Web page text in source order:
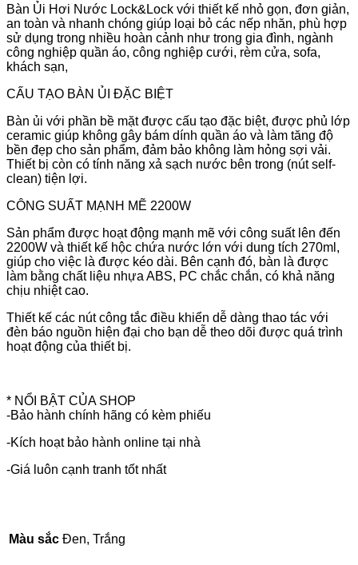
Bàn Ủi Hơi Nước Lock&Lock với thiết kế nhỏ gọn, đơn giản,
an toàn và nhanh chóng giúp loại bỏ các nếp nhăn, phù hợp
sử dụng trong nhiều hoàn cảnh như trong gia đình, ngành
công nghiệp quần áo, công nghiệp cưới, rèm cửa, sofa,
khách sạn,
CẤU TẠO BÀN ỦI ĐẶC BIỆT
Bàn ủi với phần bề mặt được cấu tạo đặc biệt, được phủ lớp
ceramic giúp không gây bám dính quần áo và làm tăng độ
bền đẹp cho sản phẩm, đảm bảo không làm hỏng sợi vải.
Thiết bị còn có tính năng xả sạch nước bên trong (nút self-
clean) tiện lợi.
CÔNG SUẤT MẠNH MẼ 2200W
Sản phẩm được hoạt động mạnh mẽ với công suất lên đến
2200W và thiết kế hộc chứa nước lớn với dung tích 270ml,
giúp cho việc là được kéo dài. Bên cạnh đó, bàn là được
làm bằng chất liệu nhựa ABS, PC chắc chắn, có khả năng
chịu nhiệt cao.
Thiết kế các nút công tắc điều khiển dễ dàng thao tác với
đèn báo nguồn hiện đại cho bạn dễ theo dõi được quá trình
hoạt động của thiết bị.
* NỔI BẬT CỦA SHOP
-Bảo hành chính hãng có kèm phiếu
-Kích hoạt bảo hành online tại nhà
-Giá luôn cạnh tranh tốt nhất
Màu sắc Đen, Trắng